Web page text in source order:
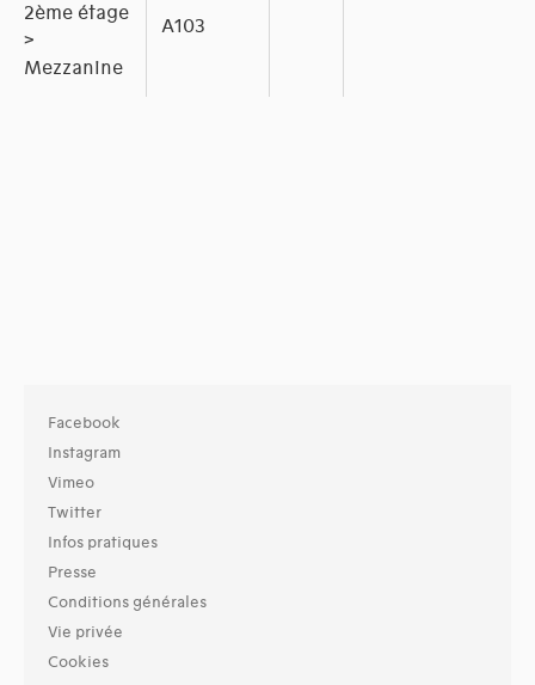
2ème étage
>
Mezzanine
A103
Facebook
Instagram
Vimeo
Twitter
Infos pratiques
Presse
Conditions générales
Vie privée
Cookies